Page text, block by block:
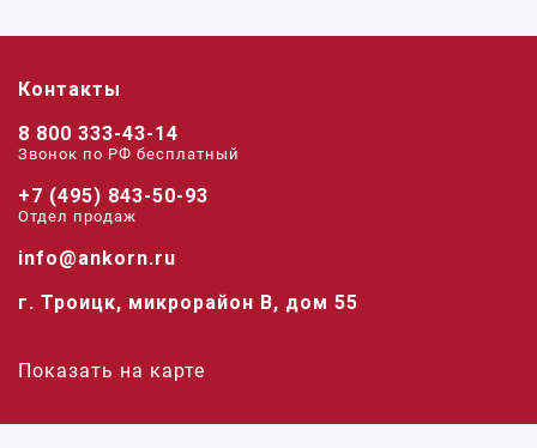
Контакты
8 800 333-43-14
Звонок по РФ беcплатный
+7 (495) 843-50-93
Отдел продаж
info@ankorn.ru
г. Троицк, микрорайон В, дом 55
Показать на карте